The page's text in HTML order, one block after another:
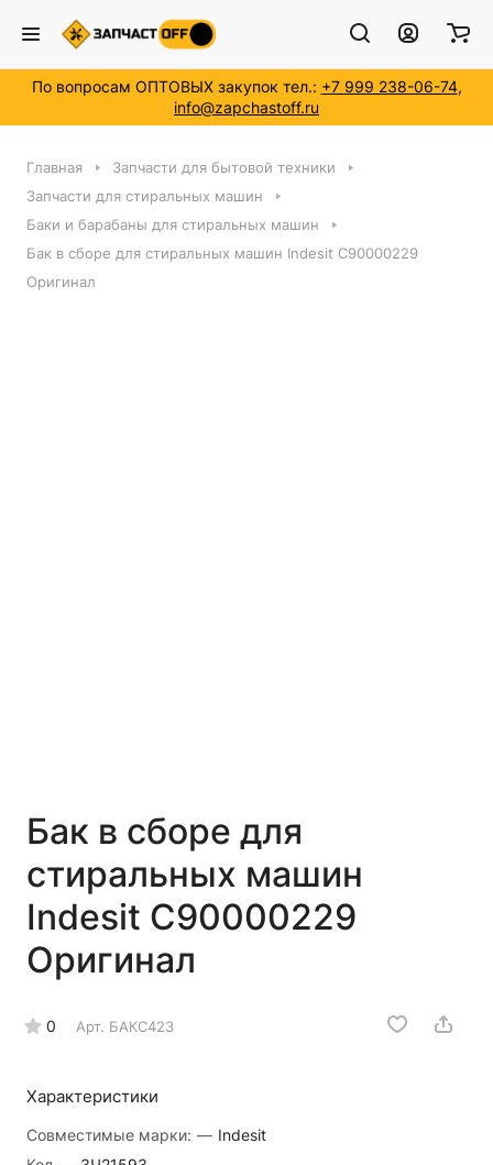
По вопросам ОПТОВЫХ закупок тел.: +7 999 238-06-74,
info@zapchastoff.ru
Главная
Запчасти для бытовой техники
Запчасти для стиральных машин
Баки и барабаны для стиральных машин
Бак в сборе для стиральных машин Indesit C90000229
Оригинал
Бак в сборе для
стиральных машин
Indesit C90000229
Оригинал
0 Арт. БАКС423
Характеристики
Совместимые марки: — Indesit